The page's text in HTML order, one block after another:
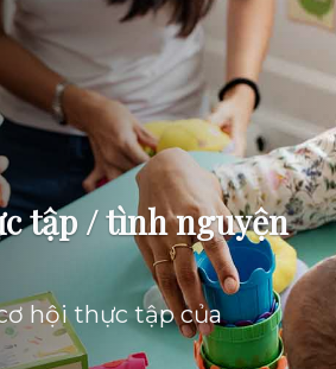
tập / tình nguyện
hội thực tập của